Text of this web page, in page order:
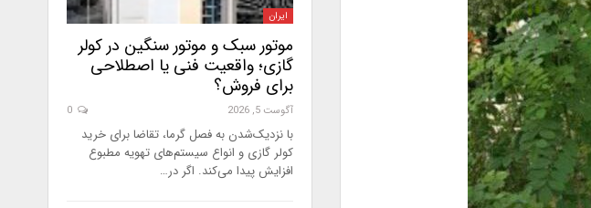
ایران
موتور سبک و موتور سنگین در کولر
گازی؛ واقعیت فنی یا اصطلاحی
برای فروش؟
آگوست 5, 2026
با نزدیک‌شدن به فصل گرما، تقاضا برای خرید
کولر گازی و انواع سیستم‌های تهویه مطبوع
افزایش پیدا می‌کند. اگر در…